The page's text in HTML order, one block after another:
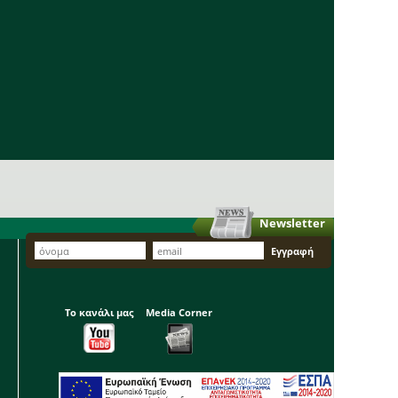
Newsletter
Το κανάλι μας Media Corner